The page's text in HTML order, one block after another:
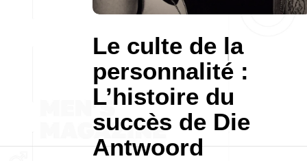
Le culte de la
personnalité :
L’histoire du
succès de Die
Antwoord